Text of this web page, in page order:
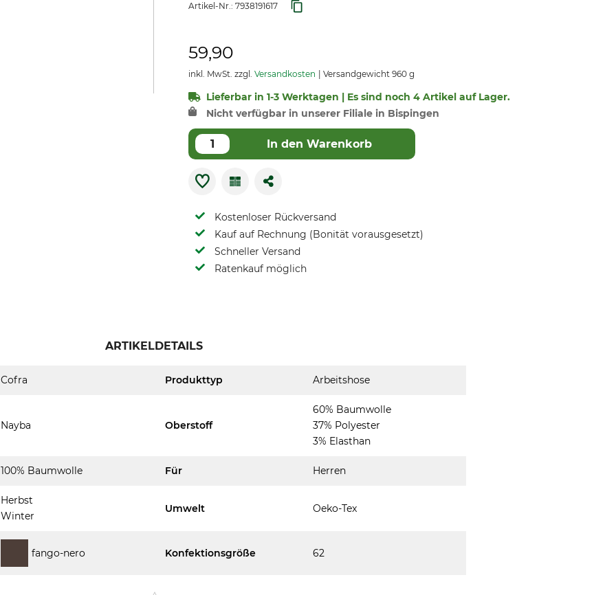
Artikel-Nr.: 7938191617
59,90
inkl. MwSt. zzgl. Versandkosten Versandgewicht 960 g
Lieferbar in 1-3 Werktagen | Es sind noch 4 Artikel auf Lager.
Nicht verfügbar in unserer Filiale in Bispingen
In den Warenkorb
Kostenloser Rückversand
Kauf auf Rechnung (Bonität vorausgesetzt)
Schneller Versand
Ratenkauf möglich
ARTIKELDETAILS
Cofra Produkttyp Arbeitshose
Nayba Oberstoff
60% Baumwolle
37% Polyester
3% Elasthan
100% Baumwolle Für Herren
Herbst
Winter
Umwelt Oeko-Tex
fango-nero Konfektionsgröße 62